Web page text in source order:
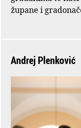
župane i
Andrej Plenković